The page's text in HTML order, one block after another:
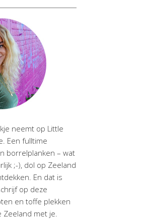
neemt op Little
Een fulltime
borrelplanken – wat
;-), dol op Zeeland
En dat is
op deze
en toffe plekken
Zeeland met je.